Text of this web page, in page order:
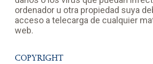
ordenador u otra propiedad suya
acceso a telecarga de cualquier
web.
COPYRIGHT